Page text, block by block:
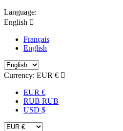
Language:
English 
Français
English
Currency: EUR € 
EUR €
RUB RUB
USD $